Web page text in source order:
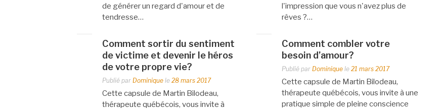
de générer un regard d'amour et de
tendresse…
l'impression que vous n'avez plus de
rêves ?…
Comment sortir du sentiment
de victime et devenir le héros
de votre propre vie?
Publié par Dominique le 28 mars 2017
Cette capsule de Martin Bilodeau,
thérapeute québécois, vous invite à
Comment combler votre
besoin d’amour?
Publié par Dominiquele 21 mars 2017
Cette capsule de Martin Bilodeau,
thérapeute québécois, vous invite à une
pratique simple de pleine conscience